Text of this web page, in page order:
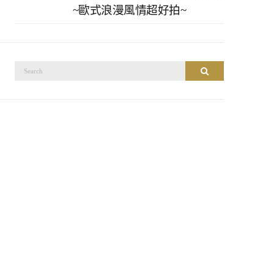
~歐式浪漫風情超好拍~
搜尋